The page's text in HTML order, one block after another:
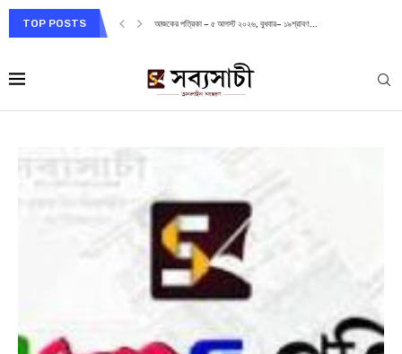
TOP POSTS আজকের পত্রিকা – ৫ আগস্ট ২০২৬, বুধবার– ১৯শ্রাবণ...